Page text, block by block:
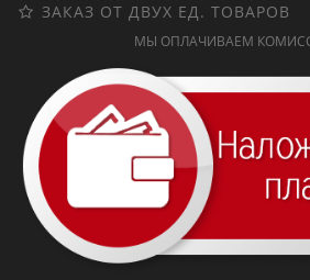
ЗАКАЗ ОТ ДВУХ ЕД. ТОВАРОВ
МЫ ОПЛАЧИВАЕМ